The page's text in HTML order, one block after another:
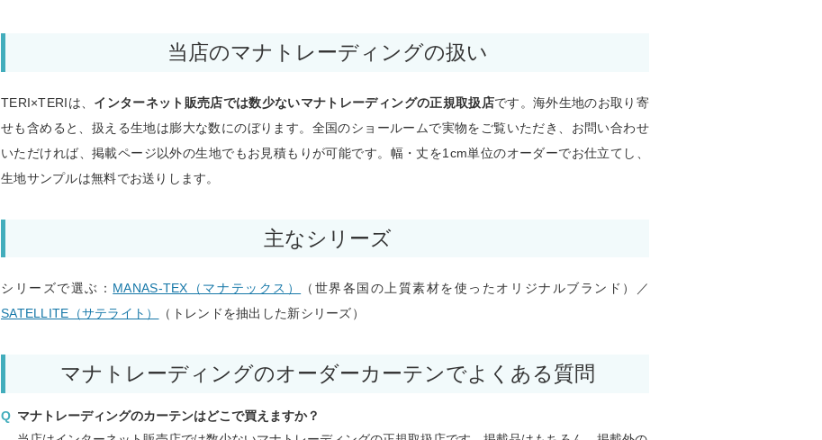
当店のマナトレーディングの扱い
TERI×TERIは、 インターネット販売店では数少ないマナトレーディングの正規取扱店です。海外生地のお取り寄
せも含めると、扱える生地は膨大な数にのぼります。全国のショールームで実物をご覧いただき、お問い合わせ
いただければ、掲載ページ以外の生地でもお見積もりが可能です。幅・丈を1cm単位のオーダーでお仕立てし、
生地サンプルは無料でお送りします。
主なシリーズ
シリーズで選ぶ： MANAS-TEX（マナテックス）
（世界各国の上質素材を使ったオリジナルブランド）／
SATELLITE（サテライト）
（トレンドを抽出した新シリーズ）
マナトレーディングのオーダーカーテンでよくある質問
マナトレーディングのカーテンはどこで買えますか？